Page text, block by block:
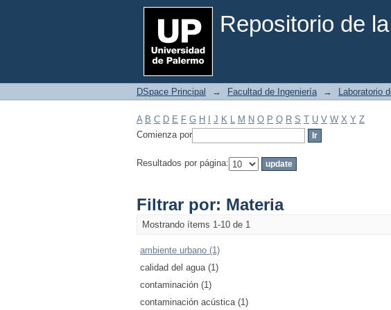
Repositorio de
Filtrar por: Materia
DSpace Principal → Facultad de Ingeniería → Laboratorio
A B C D E F G H J K L M N O P Q R S T U V W X Y Z
Comienza por
Resultados por página:
Filtrar por: Materia
Mostrando ítems 1-10 de 1
ambiente urbano (1)
calidad del agua (1)
contaminación (1)
contaminación acústica (1)